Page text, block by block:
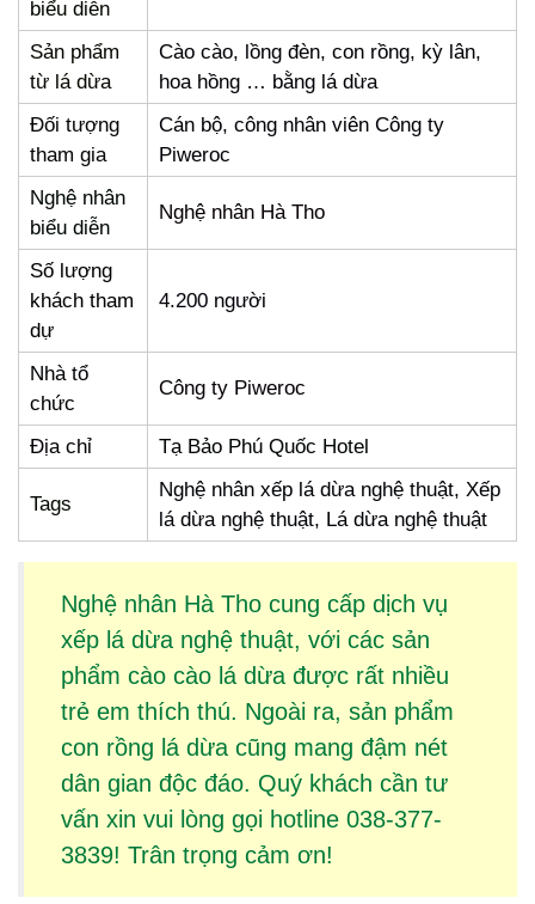
biểu diễn
Sản phẩm
từ lá dừa
Cào cào, lồng đèn, con rồng, kỳ lân,
hoa hồng … bằng lá dừa
Đối tượng
tham gia
Cán bộ, công nhân viên Công ty
Piweroc
Nghệ nhân
biểu diễn
Nghệ nhân Hà Tho
Số lượng
khách tham
dự
4.200 người
Nhà tổ
chức
Công ty Piweroc
Địa chỉ Tạ Bảo Phú Quốc Hotel
Tags
Nghệ nhân xếp lá dừa nghệ thuật, Xếp
lá dừa nghệ thuật, Lá dừa nghệ thuật
Nghệ nhân Hà Tho cung cấp dịch vụ
xếp lá dừanghệ thuật, với các sản
phẩm cào cào lá dừađược rất nhiều
trẻ em thích thú. Ngoài ra, sản phẩm
con rồng lá dừacũng mang đậm nét
dân gian độc đáo. Quý khách cần tư
vấn xin vui lòng gọi hotline 038-377-
3839! Trân trọng cảm ơn!